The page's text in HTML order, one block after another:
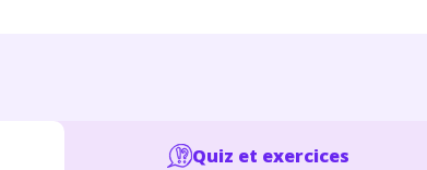
Quiz et exercices